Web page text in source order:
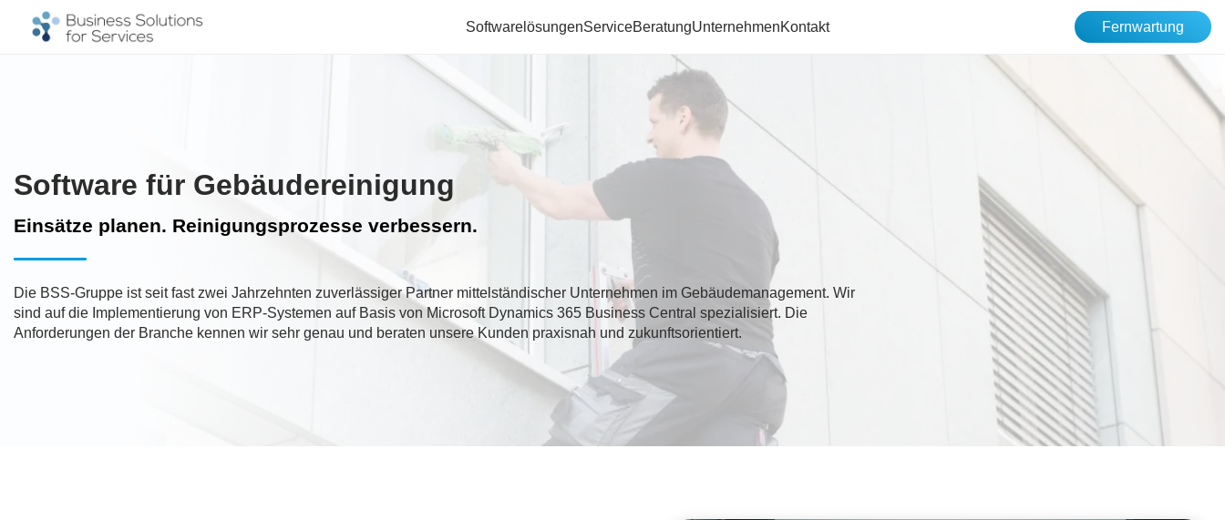
SoftwarelösungenServiceBeratungUnternehmenKontakt Fernwartung
Software für Gebäudereinigung
Einsätze planen. Reinigungsprozesse verbessern.
Die BSS-Gruppe ist seit fast zwei Jahrzehnten zuverlässiger Partner mittelständischer Unternehmen im Gebäudemanagement. Wir
sind auf die Implementierung von ERP-Systemen auf Basis von Microsoft Dynamics 365 Business Central spezialisiert. Die
Anforderungen der Branche kennen wir sehr genau und beraten unsere Kunden praxisnah und zukunftsorientiert.